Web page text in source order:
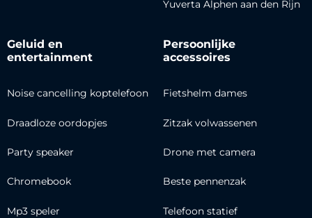
Yuverta Alphen aan den Rijn
Geluid en
entertainment
Noise cancelling koptelefoon
Draadloze oordopjes
Party speaker
Chromebook
Mp3 speler
Persoonlijke
accessoires
Fietshelm dames
Zitzak volwassenen
Drone met camera
Beste pennenzak
Telefoon statief